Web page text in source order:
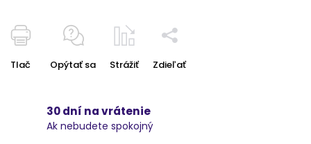
Tlač Opýtať sa Strážiť Zdieľať
30 dní na vrátenie
Ak nebudete spokojný